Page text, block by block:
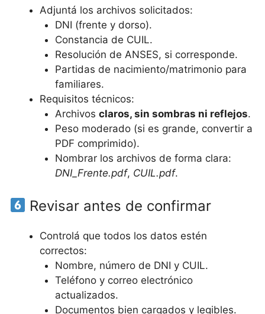
Adjuntá los archivos solicitados:
DNI (frente y dorso).
Constancia de CUIL.
Resolución de ANSES, si corresponde.
Partidas de nacimiento/matrimonio para
familiares.
Requisitos técnicos:
Archivos claros, sin sombras ni reflejos.
Peso moderado (si es grande, convertir a
PDF comprimido).
Nombrar los archivos de forma clara:
DNI_Frente.pdf, CUIL.pdf.
Revisar antes de confirmar
Controlá que todos los datos estén
correctos:
Nombre, número de DNI y CUIL.
Teléfono y correo electrónico
actualizados.
Documentos bien cargados y legibles.